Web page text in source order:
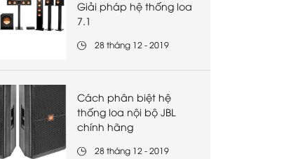
Giải pháp hệ thống loa
7.1
28 tháng 12 - 2019
Cách phân biệt hệ
thống loa nội bộ JBL
chính hãng
28 tháng 12 - 2019